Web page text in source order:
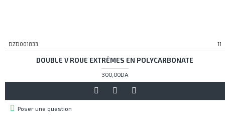
DZD001833 11
DOUBLE V ROUE EXTRÊMES EN POLYCARBONATE
300,00DA
Poser une question